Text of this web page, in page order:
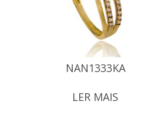
NAN1333KA
LER MAIS